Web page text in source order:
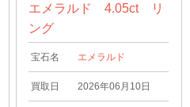
エメラルド 4.05ct リ
ング
宝石名 エメラルド
買取日 2026年06月10日